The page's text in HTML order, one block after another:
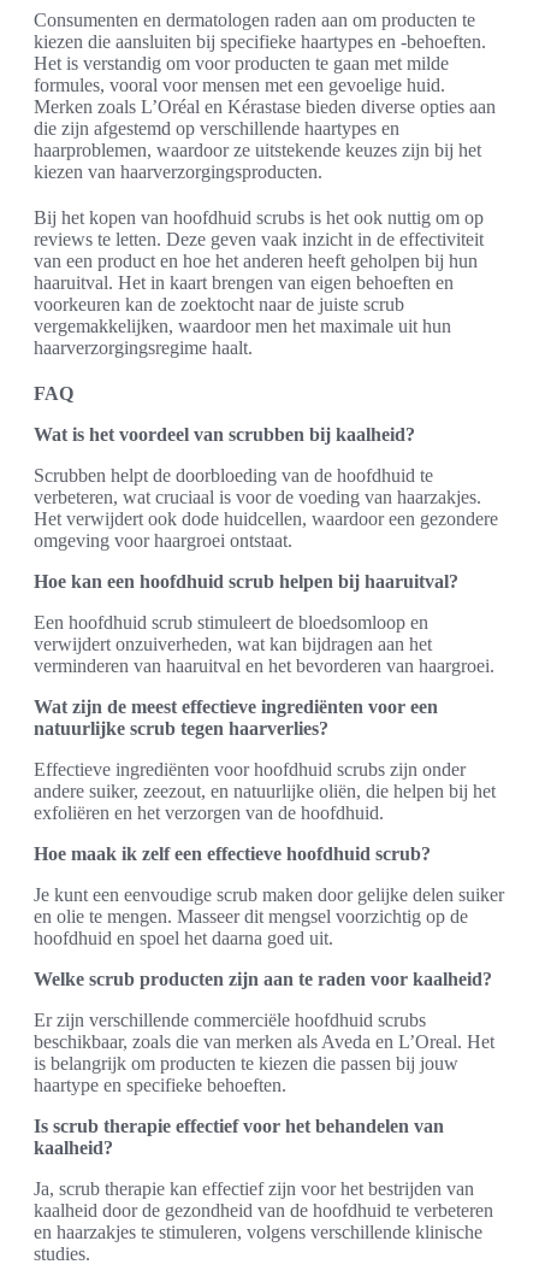
Consumenten en dermatologen raden aan om producten te
kiezen die aansluiten bij specifieke haartypes en -behoeften.
Het is verstandig om voor producten te gaan met milde
formules, vooral voor mensen met een gevoelige huid.
Merken zoals L’Oréal en Kérastase bieden diverse opties aan
die zijn afgestemd op verschillende haartypes en
haarproblemen, waardoor ze uitstekende keuzes zijn bij het
kiezen van haarverzorgingsproducten.
Bij het kopen van hoofdhuid scrubs is het ook nuttig om op
reviews te letten. Deze geven vaak inzicht in de effectiviteit
van een product en hoe het anderen heeft geholpen bij hun
haaruitval. Het in kaart brengen van eigen behoeften en
voorkeuren kan de zoektocht naar de juiste scrub
vergemakkelijken, waardoor men het maximale uit hun
haarverzorgingsregime haalt.
FAQ
Wat is het voordeel van scrubben bij kaalheid?
Scrubben helpt de doorbloeding van de hoofdhuid te
verbeteren, wat cruciaal is voor de voeding van haarzakjes.
Het verwijdert ook dode huidcellen, waardoor een gezondere
omgeving voor haargroei ontstaat.
Hoe kan een hoofdhuid scrub helpen bij haaruitval?
Een hoofdhuid scrub stimuleert de bloedsomloop en
verwijdert onzuiverheden, wat kan bijdragen aan het
verminderen van haaruitval en het bevorderen van haargroei.
Wat zijn de meest effectieve ingrediënten voor een
natuurlijke scrub tegen haarverlies?
Effectieve ingrediënten voor hoofdhuid scrubs zijn onder
andere suiker, zeezout, en natuurlijke oliën, die helpen bij het
exfoliëren en het verzorgen van de hoofdhuid.
Hoe maak ik zelf een effectieve hoofdhuid scrub?
Je kunt een eenvoudige scrub maken door gelijke delen suiker
en olie te mengen. Masseer dit mengsel voorzichtig op de
hoofdhuid en spoel het daarna goed uit.
Welke scrub producten zijn aan te raden voor kaalheid?
Er zijn verschillende commerciële hoofdhuid scrubs
beschikbaar, zoals die van merken als Aveda en L’Oreal. Het
is belangrijk om producten te kiezen die passen bij jouw
haartype en specifieke behoeften.
Is scrub therapie effectief voor het behandelen van
kaalheid?
Ja, scrub therapie kan effectief zijn voor het bestrijden van
kaalheid door de gezondheid van de hoofdhuid te verbeteren
en haarzakjes te stimuleren, volgens verschillende klinische
studies.